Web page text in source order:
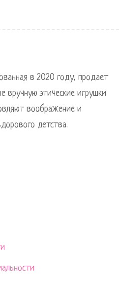
в 2020 году, продает
вручную этические игрушки
воображение и
детства.